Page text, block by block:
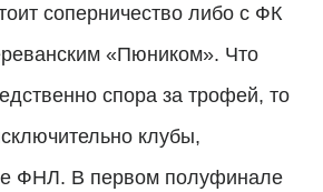
соперничество либо с ФК
«Пюником». Что
спора за трофей, то
клубы,
ФНЛ. В первом полуфинале